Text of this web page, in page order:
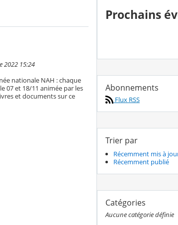
2022 15:24
nationale NAH : chaque
07 et 18/11 animée par les
et documents sur ce
Prochains
Abonnements
Flux RSS
Trier par
Récemment mis à
Récemment publié
Catégories
Aucune catégorie définie